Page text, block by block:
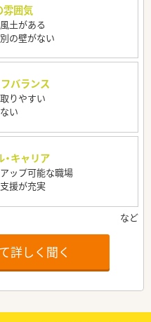
雰囲気
土がある
の壁がない
バランス
りやすい
い
・キャリア
ップ可能な職場
援が充実
詳しく聞く